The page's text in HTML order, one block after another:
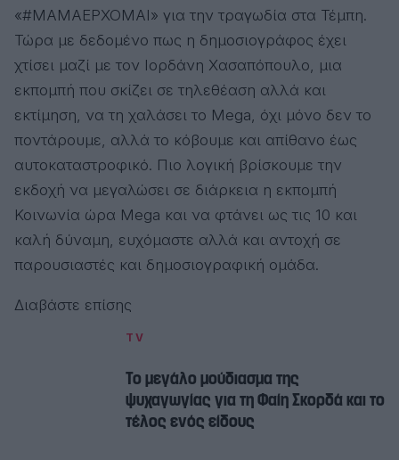
«#ΜΑΜΑΕΡΧΟΜΑΙ» για την τραγωδία στα Τέμπη.
Τώρα με δεδομένο πως η δημοσιογράφος έχει
χτίσει μαζί με τον Ιορδάνη Χασαπόπουλο, μια
εκπομπή που σκίζει σε τηλεθέαση αλλά και
εκτίμηση, να τη χαλάσει το Mega, όχι μόνο δεν το
ποντάρουμε, αλλά το κόβουμε και απίθανο έως
αυτοκαταστροφικό. Πιο λογική βρίσκουμε την
εκδοχή να μεγαλώσει σε διάρκεια η εκπομπή
Κοινωνία ώρα Mega και να φτάνει ως τις 10 και
καλή δύναμη, ευχόμαστε αλλά και αντοχή σε
παρουσιαστές και δημοσιογραφική ομάδα.
Διαβάστε επίσης
TV
Το μεγάλο μούδιασμα της
ψυχαγωγίας για τη Φαίη Σκορδά και το
τέλος ενός είδους